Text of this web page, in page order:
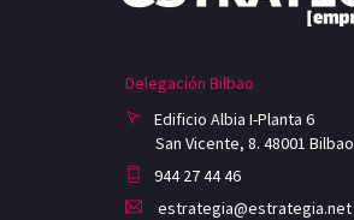
Delegación Bilbao
Edificio Albia I-Planta 6
San Vicente, 8. 48001 Bilbao
944 27 44 46
estrategia@estrategia.net